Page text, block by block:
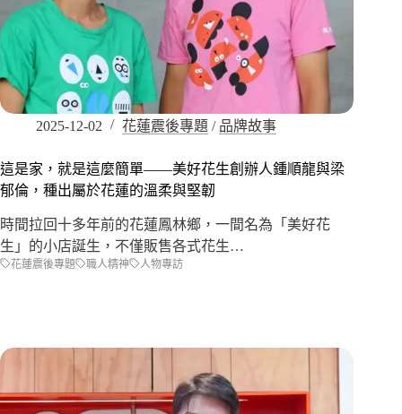
2025-12-02 花蓮震後專題 / 品牌故事
這是家，就是這麼簡單——美好花生創辦人鍾順龍與梁
郁倫，種出屬於花蓮的溫柔與堅韌
時間拉回十多年前的花蓮鳳林鄉，一間名為「美好花
生」的小店誕生，不僅販售各式花生…
花蓮震後專題 職人精神 人物專訪